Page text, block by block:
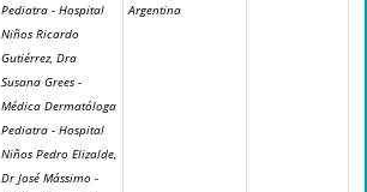
Pediatra - Hospital
Niños Ricardo
Gutiérrez, Dra
Susana Grees -
Médica Dermatóloga
Pediatra - Hospital
Niños Pedro Elizalde,
Dr José Mássimo -
Argentina